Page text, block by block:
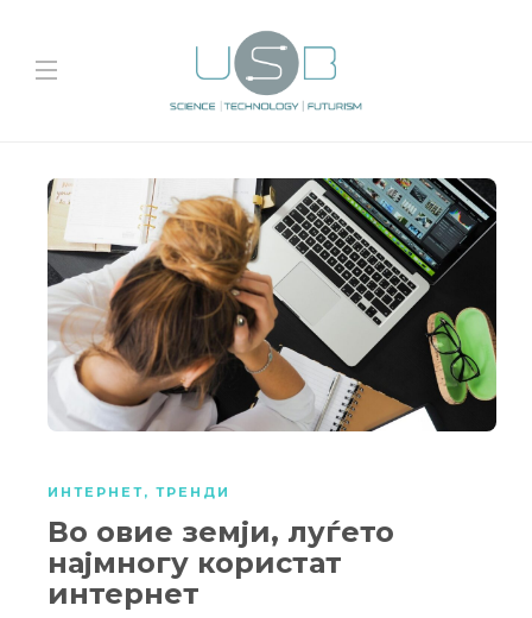
ИНТЕРНЕТ, ТРЕНДИ
Во овие земји, луѓето
најмногу користат
интернет